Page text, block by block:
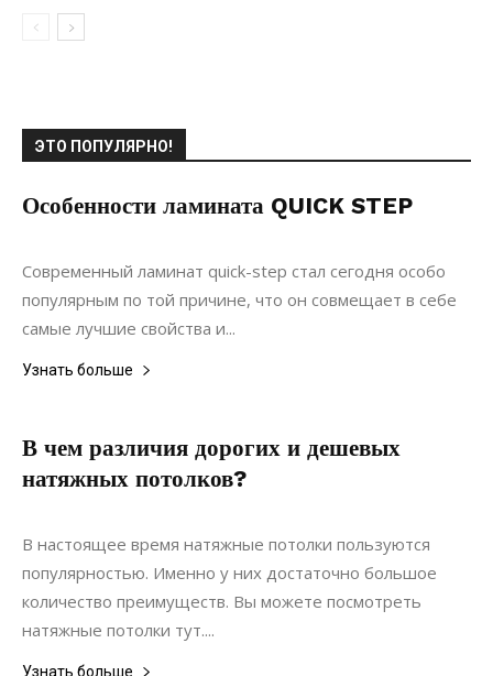
ЭТО ПОПУЛЯРНО!
Особенности ламината QUICK STEP
21.03.2021
Современный ламинат quick-step стал сегодня особо
популярным по той причине, что он совмещает в себе
самые лучшие свойства и...
Узнать больше
В чем различия дорогих и дешевых
натяжных потолков?
17.05.2021
В настоящее время натяжные потолки пользуются
популярностью. Именно у них достаточно большое
количество преимуществ. Вы можете посмотреть
натяжные потолки тут....
Узнать больше